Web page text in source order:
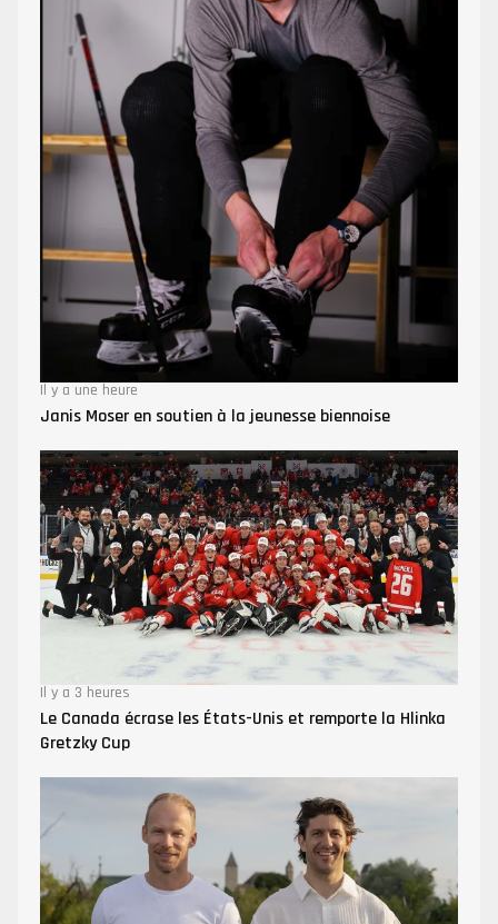
Il y a une heure
Janis Moser en soutien à la jeunesse biennoise
Il y a 3 heures
Le Canada écrase les États-Unis et remporte la Hlinka
Gretzky Cup